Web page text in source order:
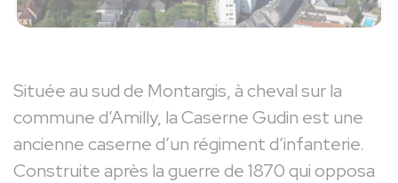
Située au sud de Montargis, à cheval sur la
commune d’Amilly, la Caserne Gudin est une
ancienne caserne d’un régiment d’infanterie.
Construite après la guerre de 1870 qui opposa